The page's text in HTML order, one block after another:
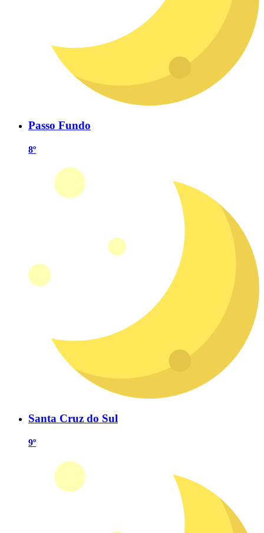
Passo Fundo
8º
Santa Cruz do Sul
9º